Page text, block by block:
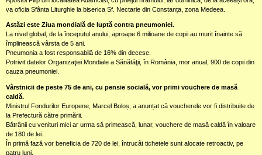
va oficia Sfânta Liturghie la biserica Sf. Nectarie din Constanța, zona Medeea.
Astăzi este Ziua mondială de luptă contra pneumoniei.
La nivel global, de la începutul anului, aproape 6 milioane de copii au murit înainte să
împlinească vârsta de 5 ani.
Pneumonia a fost responsabilă de 16% din decese.
Potrivit datelor Organizaţiei Mondiale a Sănătăţii, în România, mor anual, 900 de copii din
cauza pneumoniei.
Vârstnicii de peste 75 de ani, cu pensie socială, vor primi vouchere de masă
caldă.
Ministrul Fondurilor Europene, Marcel Boloș, a anunțat că voucherele vor fi distribuite de
la Prefectură către primării.
Bătrânii cu venituri mici ar urma să primească, lunar, vouchere de masă caldă în valoare
de 180 de lei.
În primă fază vor beneficia de 720 de lei, întrucât tichetele sunt alocate retroactiv, pe
patru luni.